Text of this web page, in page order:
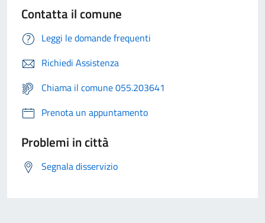
Contatta il comune
Leggi le domande frequenti
Richiedi Assistenza
Chiama il comune 055.203641
Prenota un appuntamento
Problemi in città
Segnala disservizio